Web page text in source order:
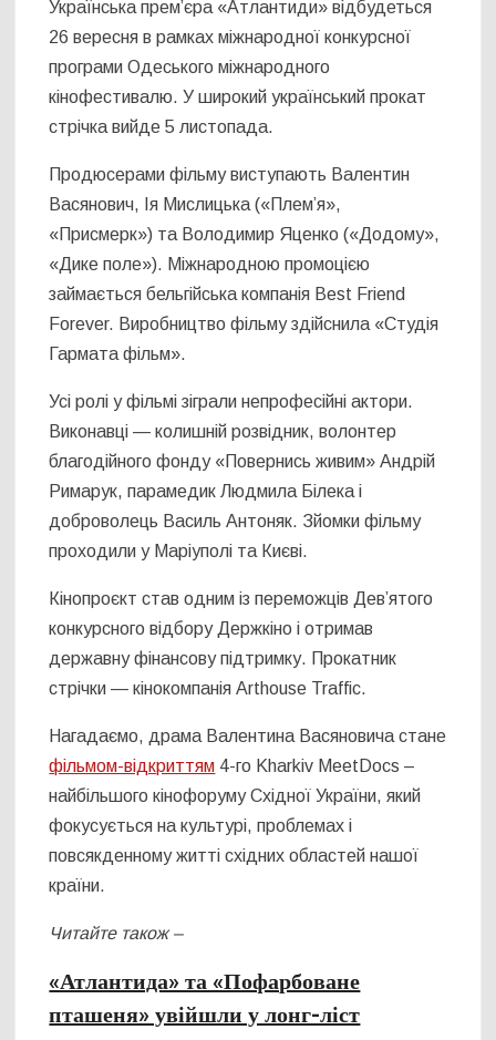
Українська прем’єра «Атлантиди» відбудеться
26 вересня в рамках міжнародної конкурсної
програми Одеського міжнародного
кінофестивалю. У широкий український прокат
стрічка вийде 5 листопада.
Продюсерами фільму виступають Валентин
Васянович, Ія Мислицька («Плем’я»,
«Присмерк») та Володимир Яценко («Додому»,
«Дике поле»). Міжнародною промоцією
займається бельгійська компанія Best Friend
Forever. Виробництво фільму здійснила «Студія
Гармата фільм».
Усі ролі у фільмі зіграли непрофесійні актори.
Виконавці — колишній розвідник, волонтер
благодійного фонду «Повернись живим» Андрій
Римарук, парамедик Людмила Білека і
доброволець Василь Антоняк. Зйомки фільму
проходили у Маріуполі та Києві.
Кінопроєкт став одним із переможців Дев’ятого
конкурсного відбору Держкіно і отримав
державну фінансову підтримку. Прокатник
стрічки — кінокомпанія Arthouse Traffic.
Нагадаємо, драма Валентина Васяновича стане
фільмом-відкриттям 4-го Kharkiv MeetDocs –
найбільшого кінофоруму Східної України, який
фокусується на культурі, проблемах і
повсякденному житті східних областей нашої
країни.
Читайте також –
«Атлантида» та «Пофарбоване
пташеня» увійшли у лонг-ліст